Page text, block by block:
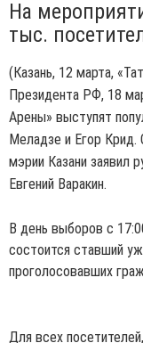
На
тыс.
(Казань, 12 марта,
Президента РФ, 18
Арены» выступят
Меладзе и Егор Крид.
мэрии Казани заявил
Евгений Варакин.
В день выборов с
состоится ставший
проголосовавших
Для всех